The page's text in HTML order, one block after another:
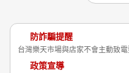
防詐騙提醒
台灣樂天市場與店家不會主動致
政策宣導